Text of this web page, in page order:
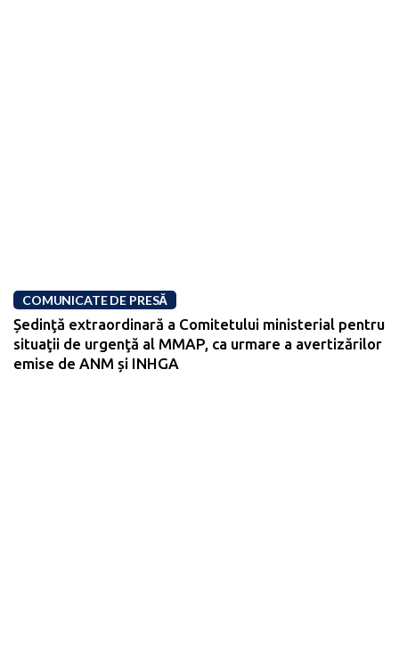
COMUNICATE DE PRESĂ
Ședinţă extraordinară a Comitetului ministerial pentru
situaţii de urgenţă al MMAP, ca urmare a avertizărilor
emise de ANM și INHGA